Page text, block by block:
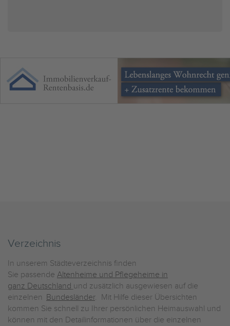
Verzeichnis
In unserem Städteverzeichnis finden
Sie passende Altenheime und Pflegeheime in
ganz Deutschland und zusätzlich ausgewiesen auf die
einzelnen Bundesländer. Mit Hilfe dieser Übersichten
kommen Sie schnell zu Ihrer persönlichen Heimauswahl und
können mit den Detailinformationen über die einzelnen